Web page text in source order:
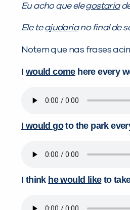
Eu acho que elegostaria
Ele teajudariano final de
Notem que nas frases
I would comehere every
I would goto the park
I think he would liketo